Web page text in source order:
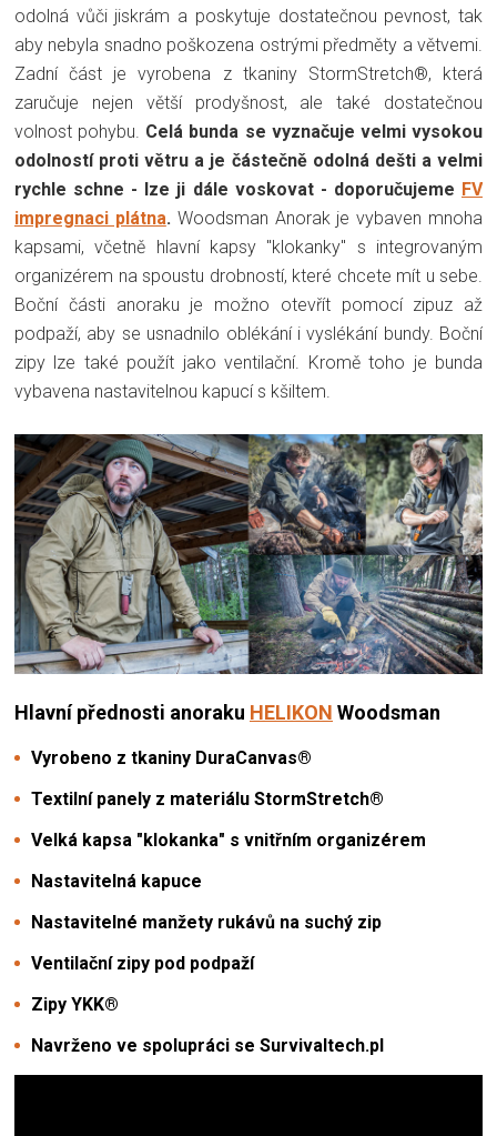
odolná vůči jiskrám a poskytuje dostatečnou pevnost, tak
aby nebyla snadno poškozena ostrými předměty a větvemi.
Zadní část je vyrobena z tkaniny StormStretch®, která
zaručuje nejen větší prodyšnost, ale také dostatečnou
volnost pohybu. Celá bunda se vyznačuje velmi vysokou
odolností proti větru a je částečně odolná dešti a velmi
rychle schne - lze ji dále voskovat - doporučujeme FV
impregnaci plátna.Woodsman Anorak je vybaven mnoha
kapsami, včetně hlavní kapsy "klokanky" s integrovaným
organizérem na spoustu drobností, které chcete mít u sebe.
Boční části anoraku je možno otevřít pomocí zipuz až
podpaží, aby se usnadnilo oblékání i vyslékání bundy. Boční
zipy lze také použít jako ventilační. Kromě toho je bunda
vybavena nastavitelnou kapucí s kšiltem.
Hlavní přednosti anoraku HELIKON Woodsman
Vyrobeno z tkaniny DuraCanvas®
Textilní panely z materiálu StormStretch®
Velká kapsa "klokanka" s vnitřním organizérem
Nastavitelná kapuce
Nastavitelné manžety rukávů na suchý zip
Ventilační zipy pod podpaží
Zipy YKK®
Navrženo ve spolupráci se Survivaltech.pl